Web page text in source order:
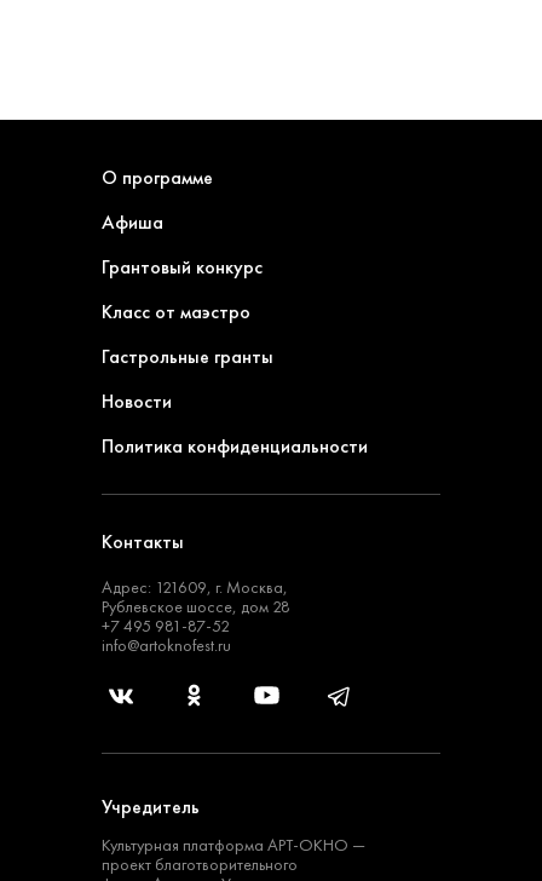
О программе
Афиша
Грантовый конкурс
Класс от маэстро
Гастрольные гранты
Новости
Политика конфиденциальности
Контакты
Адрес: 121609, г. Москва,
Рублевское шоссе, дом 28
+7 495 981-87-52
info@artoknofest.ru
Учредитель
Культурная платформа АРТ-ОКНО —
проект благотворительного